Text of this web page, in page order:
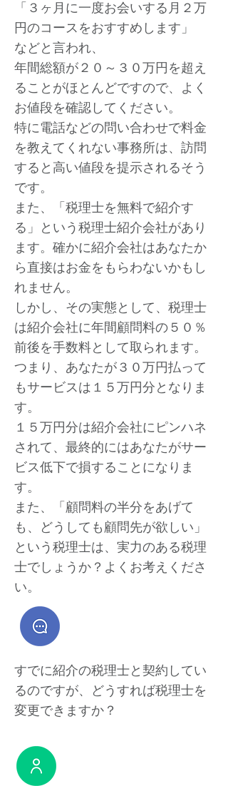
「３ヶ月に一度お会いする月２万
円のコースをおすすめします」
などと言われ、
年間総額が２０～３０万円を超え
ることがほとんどですので、よく
お値段を確認してください。
特に電話などの問い合わせで料金
を教えてくれない事務所は、訪問
すると高い値段を提示されるそう
です。
また、「税理士を無料で紹介す
る」という税理士紹介会社があり
ます。確かに紹介会社はあなたか
ら直接はお金をもらわないかもし
れません。
しかし、その実態として、税理士
は紹介会社に年間顧問料の５０％
前後を手数料として取られます。
つまり、あなたが３０万円払って
もサービスは１５万円分となりま
す。
１５万円分は紹介会社にピンハネ
されて、最終的にはあなたがサー
ビス低下で損することになりま
す。
また、「顧問料の半分をあげて
も、どうしても顧問先が欲しい」
という税理士は、実力のある税理
士でしょうか？よくお考えくださ
い。
すでに紹介の税理士と契約してい
るのですが、どうすれば税理士を
変更できますか？